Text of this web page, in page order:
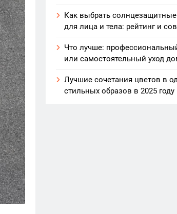
Как выбрать солнцезащитные
для лица и тела: рейтинг и
Что лучше:
или самостоятельный уход
Лучшие сочетания цветов в
стильных образов в 2025 году